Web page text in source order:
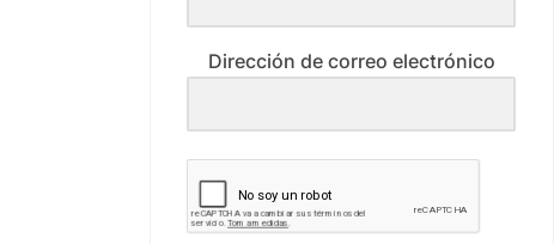
Dirección de correo electrónico